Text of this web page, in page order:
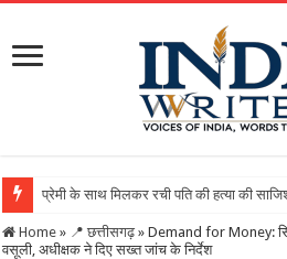
Home » 📍 छत्तीसगढ़ » Demand for Money:
वसूली, अधीक्षक ने दिए सख्त जांच के निर्देश